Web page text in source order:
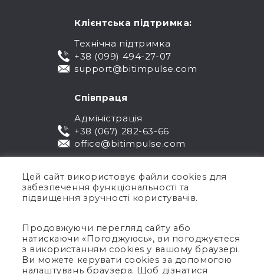
Клієнтська підтримка:
Технічна підтримка
+38 (099) 494-27-07
support@bitimpulse.com
Співпраця
Адміністрація
+38 (067) 282-63-66
office@bitimpulse.com
Публічна оферта
Гарантія
Цей сайт використовує файли cookies для
забезпечення функціональності та
підвищення зручності користувачів.
Продовжуючи перегляд сайту або
натискаючи «Погоджуюсь», ви погоджуєтеся
з використанням cookies у вашому браузері.
Ви можете керувати cookies за допомогою
налаштувань браузера. Щоб дізнатися